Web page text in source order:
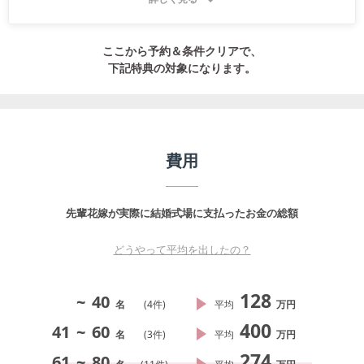
★38,000円相当　結婚式１周年記念ﾃﾞｨﾅｰｸﾙｰｽﾞペアﾁｹｯﾄ（＊挙式・
ここから予約＆条件クリアで、
下記特典の対象になります。
費用
先輩花嫁が実際に結婚式場に支払ったお金の総額
どうやって平均を出したの？
~ 40 名 (4件) 平均 128 万円
41 ~ 60 名 (3件) 平均 400 万円